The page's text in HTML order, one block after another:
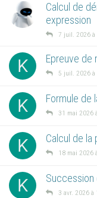
Calcul de
expression
7 juil. 2026 à
K Epreuve de
5 juil. 2026 à
K Formule de
31 mai 2026
K Calcul de la
18 mai 2026
K Succession
3 avr. 2026 à